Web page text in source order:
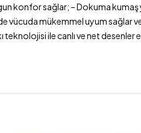
konfor sağlar; – Dokuma kumaş
vücuda mükemmel uyum sağlar
teknolojisi ile canlı ve net